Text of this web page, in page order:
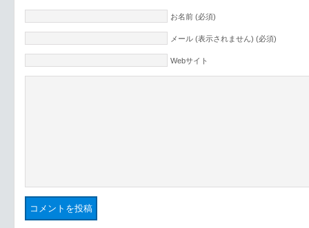
お名前 (必須)
メール (表示されません) (必須)
Webサイト